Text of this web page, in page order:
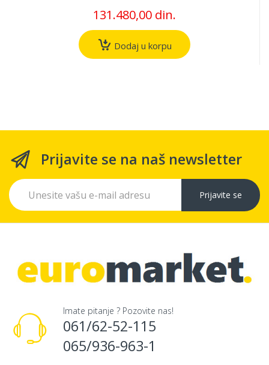
131.480,00 din.
Dodaj u korpu
Prijavite se na naš newsletter
Prijavite se
Imate pitanje ? Pozovite nas!
061/62-52-115
065/936-963-1